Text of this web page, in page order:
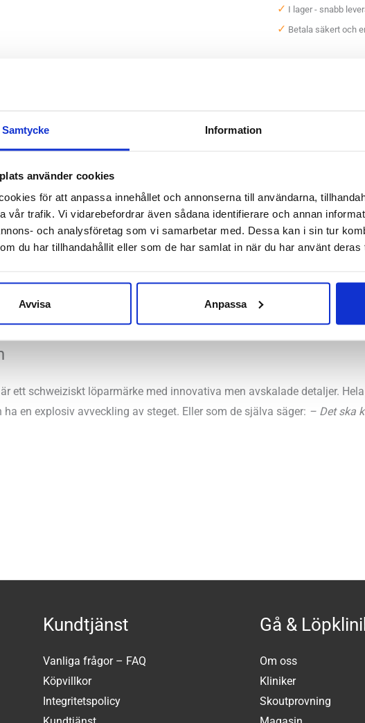
Samtycke Information
använder cookies
för att anpassa innehållet och annonserna till användarna,
vår trafik. Vi vidarebefordrar även sådana identifierare och annan
och analysföretag som vi samarbetar med. Dessa kan i sin tur
du har tillhandahållit eller som de har samlat in när du har använt deras
Avvisa Anpassa
mängd
✓ I lager - snabb
✓ Betala säkert och
Saldo weblager. För
Läst:Normal, smal
Fotvalv:Normala
Vikt:204g
Höjd:Häl 22mm – Framfot 16mm
är ett schweiziskt löparmärke med innovativa men avskalade detaljer.
ha en explosiv avveckling av steget. Eller som de själva säger: – Det ska
Kundtjänst
Vanliga frågor – FAQ
Köpvillkor
Integritetspolicy
Gå &
Om oss
Kliniker
Skoutprovning